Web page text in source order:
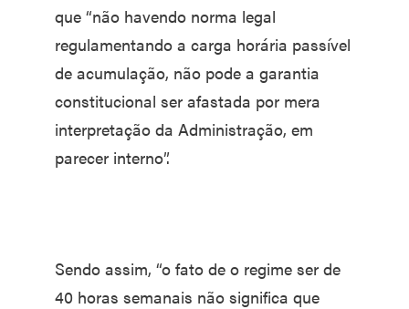
que “não havendo norma legal
regulamentando a carga horária passível
de acumulação, não pode a garantia
constitucional ser afastada por mera
interpretação da Administração, em
parecer interno”.
Sendo assim, “o fato de o regime ser de
40 horas semanais não significa que